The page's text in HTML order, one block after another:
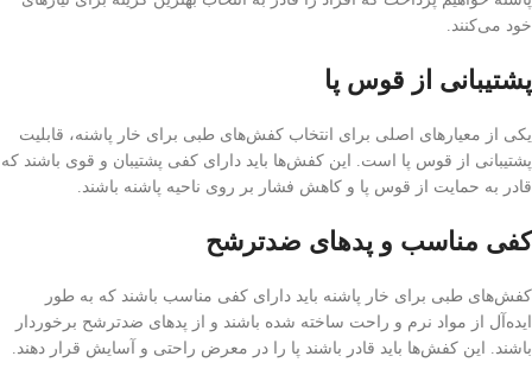
خود می‌کنند.
پشتیبانی از قوس پا
یکی از معیارهای اصلی برای انتخاب کفش‌های طبی برای خار پاشنه، قابلیت
پشتیبانی از قوس پا است. این کفش‌ها باید دارای کفی پشتیبان و قوی باشند که
قادر به حمایت از قوس پا و کاهش فشار بر روی ناحیه پاشنه باشند.
کفی مناسب و پد‌های ضدترشح
کفش‌های طبی برای خار پاشنه باید دارای کفی مناسب باشند که به طور
ایده‌آل از مواد نرم و راحت ساخته شده باشند و از پد‌های ضدترشح برخوردار
باشند. این کفش‌ها باید قادر باشند پا را در معرض راحتی و آسایش قرار دهند.